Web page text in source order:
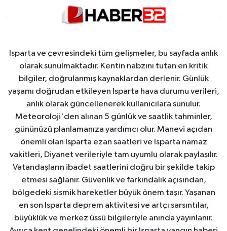
Isparta ve çevresindeki tüm gelişmeler, bu sayfada anlık
olarak sunulmaktadır. Kentin nabzını tutan en kritik
bilgiler, doğrulanmış kaynaklardan derlenir. Günlük
yaşamı doğrudan etkileyen Isparta hava durumu verileri,
anlık olarak güncellenerek kullanıcılara sunulur.
Meteoroloji'den alınan 5 günlük ve saatlik tahminler,
gününüzü planlamanıza yardımcı olur. Manevi açıdan
önemli olan Isparta ezan saatleri ve Isparta namaz
vakitleri, Diyanet verileriyle tam uyumlu olarak paylaşılır.
Vatandaşların ibadet saatlerini doğru bir şekilde takip
etmesi sağlanır. Güvenlik ve farkındalık açısından,
bölgedeki sismik hareketler büyük önem taşır. Yaşanan
en son Isparta deprem aktivitesi ve artçı sarsıntılar,
büyüklük ve merkez üssü bilgileriyle anında yayınlanır.